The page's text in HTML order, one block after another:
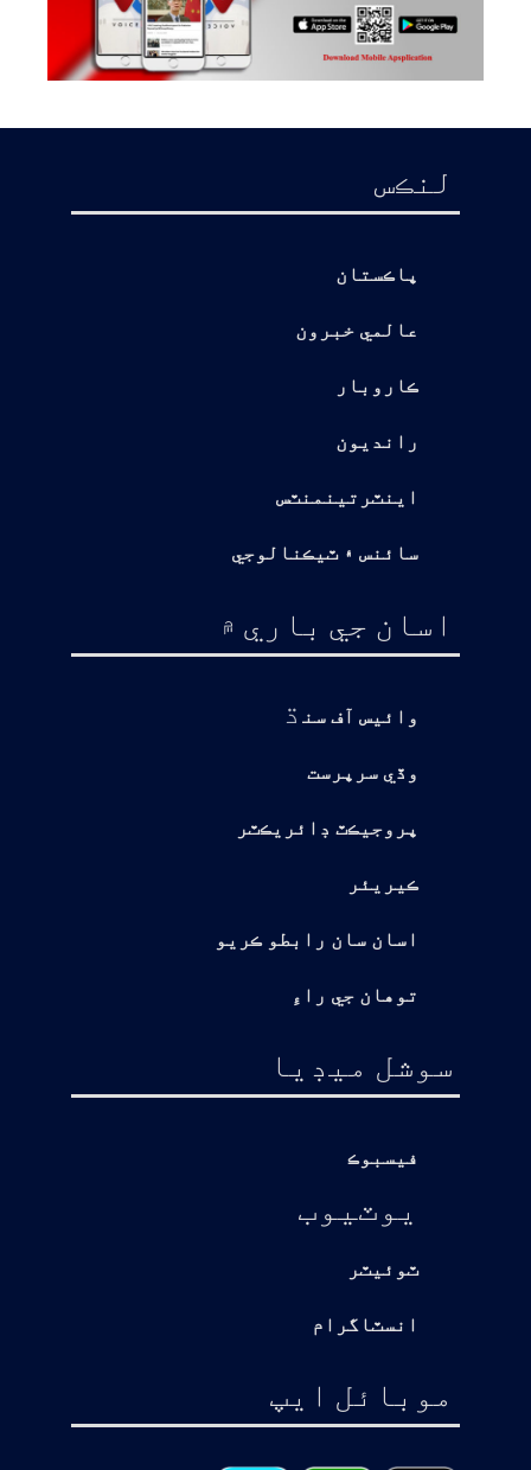
لنڪس
پاڪستان
عالمي خبرون
ڪاروبار
رانديون
اينٽرتينمنٽس
سائنس ۽ ٽيڪنالوجي
اسان جي باري ۾
وائيس آف سن ڌ
وڏي سرپرست
پروجيڪٽ ڊائريڪٽر
ڪيريئر
اسان سان رابطو ڪريو
توهان جي راءِ
سوشل ميڊيا
فيسبوڪ
يوٽيوب
ٽوئيٽر
انسٽاگرام
موبائل ايپ